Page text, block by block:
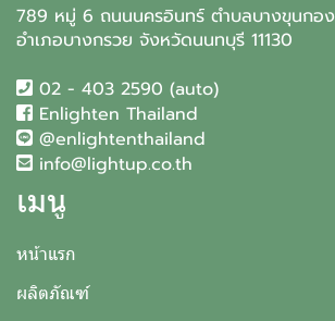
789 หมู่ 6 ถนนนครอินทร์ ตำบลบางขุนกอง
อำเภอบางกรวย จังหวัดนนทบุรี 11130
02 - 403 2590 (auto)
Enlighten Thailand
@enlightenthailand
info@lightup.co.th
เมนู
หน้าแรก
ผลิตภัณฑ์